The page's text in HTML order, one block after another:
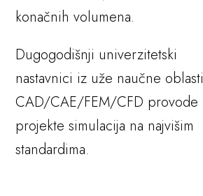
konačnih volumena.
Dugogodišnji univerzitetski
nastavnici iz uže naučne oblasti
CAD/CAE/FEM/CFD provode
projekte simulacija na najvišim
standardima.